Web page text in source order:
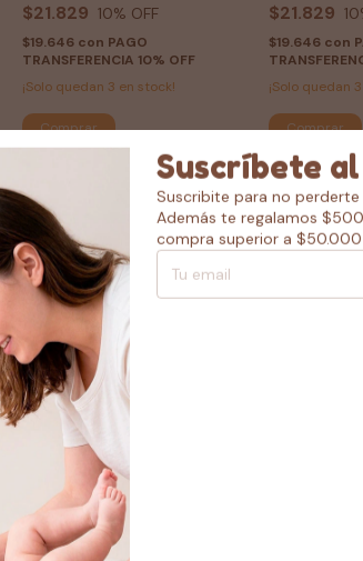
$21.829 10% OFF
$19.646 con PAGO
TRANSFERENCIA 10% OFF
¡Solo quedan 3 en stock!
Comprar
$21.829 10
$19.646 con
¡Solo quedan 3
Comprar
pantalón bebé algodón pima
frutillas
Suscríbete
Suscribite para no perderte
Además te regalamos
compra superior a $50.000